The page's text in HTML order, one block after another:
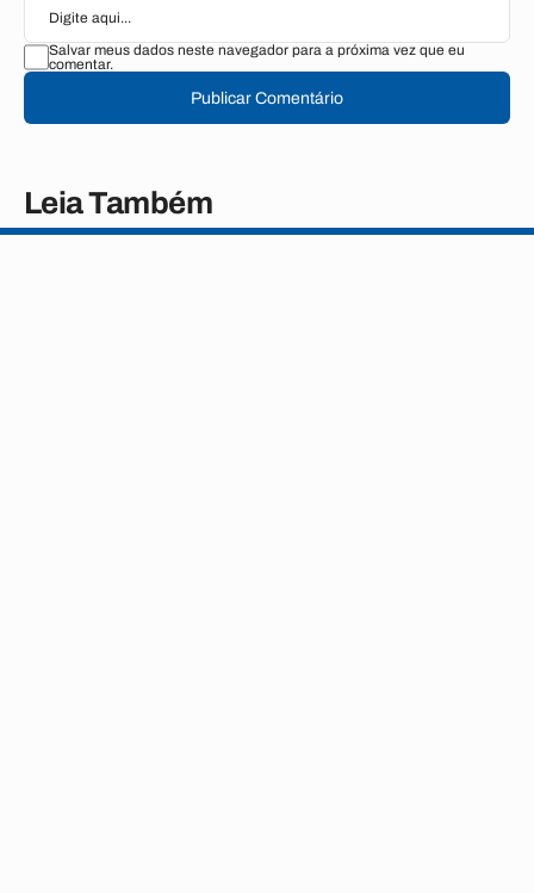
Salvar meus dados neste navegador para a próxima vez que eu
comentar.
Publicar Comentário
Leia Também